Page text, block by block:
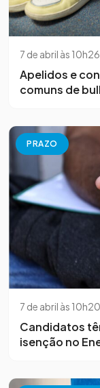
7 de abril às 10h26
Apelidos e
comuns de
PRAZO
7 de abril às 10h20
Candidatos
isenção no